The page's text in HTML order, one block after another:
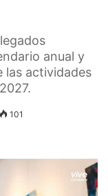
anual y
las actividades
101